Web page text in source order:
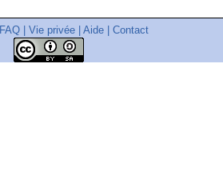
FAQ Vie privée Aide Contact